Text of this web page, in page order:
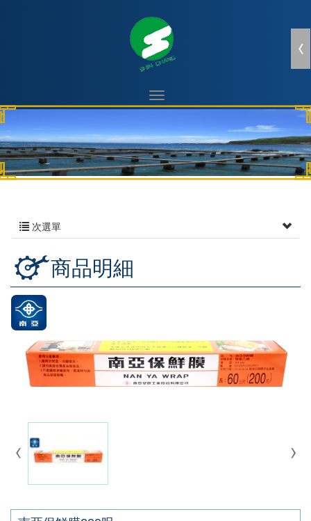
次選單
商品明細